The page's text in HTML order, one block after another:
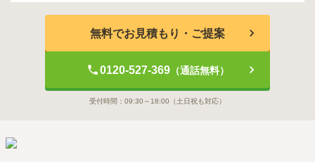
無料でお見積もり・ご提案
0120-527-369（通話無料）
受付時間： 09:30～18:00 （土日祝も対応）